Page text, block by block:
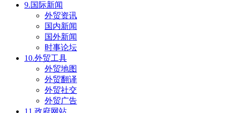
9.国际新闻
外贸资讯
国内新闻
国外新闻
时事论坛
10.外贸工具
外贸地图
外贸翻译
外贸社交
外贸广告
11.政府网站